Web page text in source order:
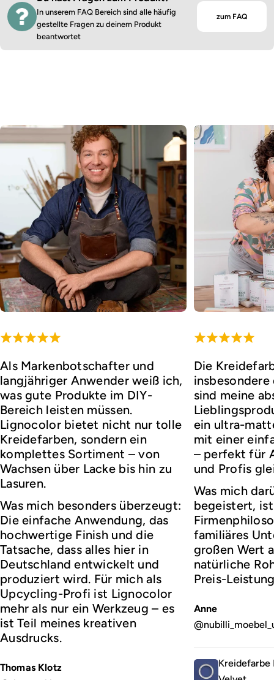
In unserem FAQ Bereich sind alle häufig
gestellte Fragen zu deinem Produkt
beantwortet
zum FAQ
Als Markenbotschafter und
langjähriger Anwender weiß ich,
was gute Produkte im DIY-
Bereich leisten müssen.
Lignocolor bietet nicht nur tolle
Kreidefarben, sondern ein
komplettes Sortiment – von
Wachsen über Lacke bis hin zu
Lasuren.
Was mich besonders überzeugt:
Die einfache Anwendung, das
hochwertige Finish und die
Tatsache, dass alles hier in
Deutschland entwickelt und
produziert wird. Für mich als
Upcycling-Profi ist Lignocolor
mehr als nur ein Werkzeug – es
ist Teil meines kreativen
Ausdrucks.
Thomas Klotz
Die
sind meine
ein ultra-
mit einer
– perfekt für
und Profis
Was mich
begeistert,
familiäres
großen Wert
natürliche
Preis-
Anne
Kreidefarbe